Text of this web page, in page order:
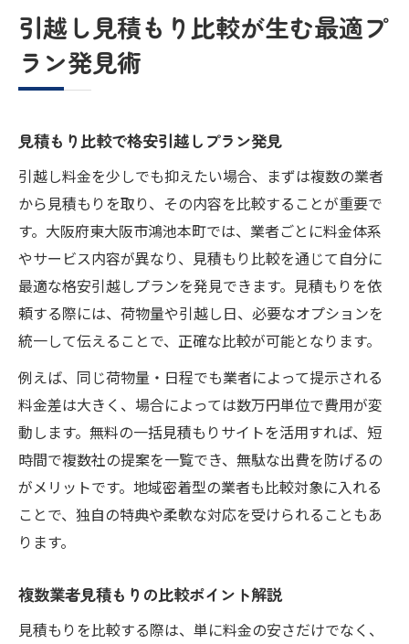
引越し見積もり比較が生む最適プ
ラン発見術
見積もり比較で格安引越しプラン発見
引越し料金を少しでも抑えたい場合、まずは複数の業者
から見積もりを取り、その内容を比較することが重要で
す。大阪府東大阪市鴻池本町では、業者ごとに料金体系
やサービス内容が異なり、見積もり比較を通じて自分に
最適な格安引越しプランを発見できます。見積もりを依
頼する際には、荷物量や引越し日、必要なオプションを
統一して伝えることで、正確な比較が可能となります。
例えば、同じ荷物量・日程でも業者によって提示される
料金差は大きく、場合によっては数万円単位で費用が変
動します。無料の一括見積もりサイトを活用すれば、短
時間で複数社の提案を一覧でき、無駄な出費を防げるの
がメリットです。地域密着型の業者も比較対象に入れる
ことで、独自の特典や柔軟な対応を受けられることもあ
ります。
複数業者見積もりの比較ポイント解説
見積もりを比較する際は、単に料金の安さだけでなく、